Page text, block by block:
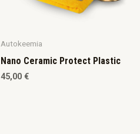
Autokeemia
Nano Ceramic Protect Plastic
45,00 €